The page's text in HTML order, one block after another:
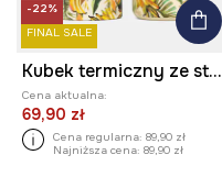
-22%
FINAL SALE
Kubek termiczny ze stali nierdzewnej 480 ml
Cena aktualna:
69,90 zł
Cena regularna: 89,90 zł
Najniższa cena: 89,90 zł